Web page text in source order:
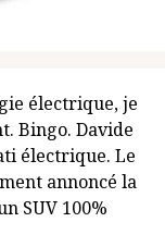
électrique, je
Bingo. Davide
électrique. Le
annoncé la
SUV 100%